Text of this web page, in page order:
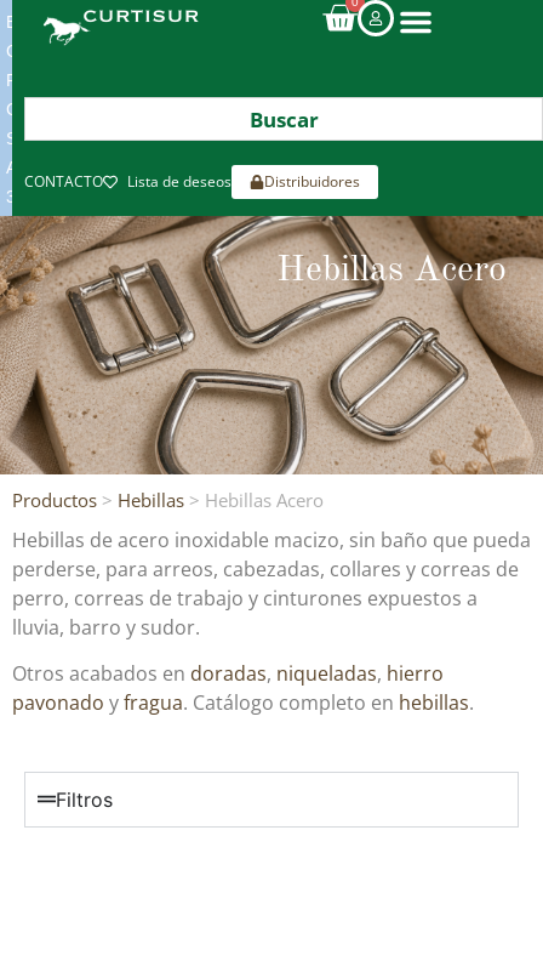
ENVIOS
GRATIS
POR
COMPRAS
SUPERIORES
A
300€*
CONTACTO Lista de deseos Distribuidores
Hebillas Acero
Productos > Hebillas > Hebillas Acero
Hebillas de acero inoxidable macizo, sin baño que pueda
perderse, para arreos, cabezadas, collares y correas de
perro, correas de trabajo y cinturones expuestos a
lluvia, barro y sudor.
Otros acabados en doradas, niqueladas, hierro
pavonado yfragua. Catálogo completo en hebillas.
Filtros